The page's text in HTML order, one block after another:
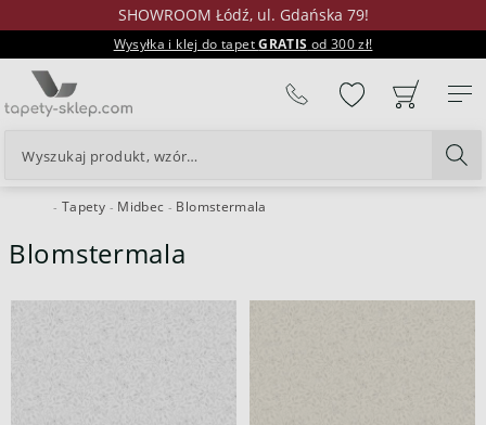
SHOWROOM Łódź, ul. Gdańska 79!
Wysyłka i klej do tapetGRATIS od 300 zł!
24H Tapety Midbec Blomstermala
Blomstermala